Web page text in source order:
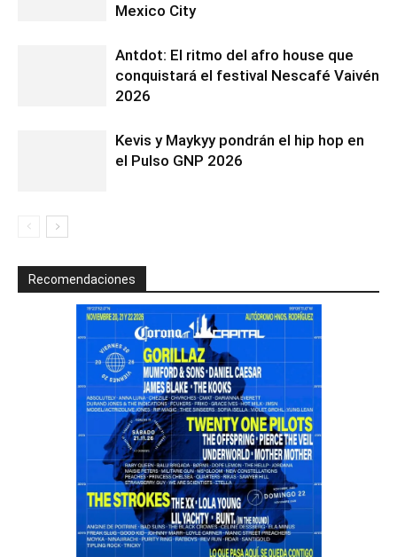
Mexico City
Antdot: El ritmo del afro house que
conquistará el festival Nescafé Vaivén
2026
Kevis y Maykyy pondrán el hip hop en
el Pulso GNP 2026
Recomendaciones